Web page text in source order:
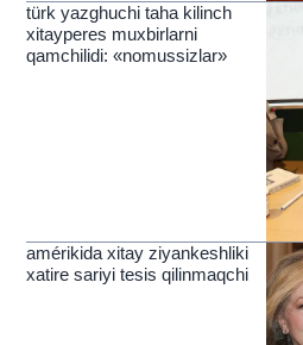
türk yazghuchi taha kilinch
xitayperes muxbirlarni
qamchilidi: «nomussizlar»
amérikida xitay ziyankeshliki
xatire sariyi tesis qilinmaqchi